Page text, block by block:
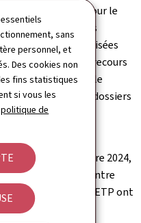
sans
personnel, et
Des cookies non
fins statistiques
si vous les
politique de
chômage partiel pour le
du comité du mois
prévisionnelles avisées
effectivement eu recours
à l'heure actuelle
le nombre de dossiers
bénéficiaires
mois de novembre 2024,
chômé, contre
termes d'ETP, 552 ETP ont
mois précédent.